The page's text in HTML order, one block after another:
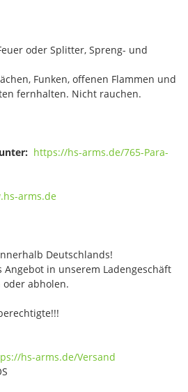
oder Splitter, Spreng- und
Funken, offenen Flammen und
fernhalten. Nicht rauchen.
https://hs-arms.de/765-Para-
arms.de
Deutschlands!
Angebot in unserem Ladengeschäft
abholen.
hs-arms.de/Versand